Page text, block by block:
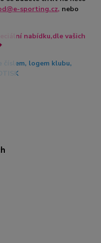
sporting.cz, nebo
nabídku,dle vašich
logem klubu,